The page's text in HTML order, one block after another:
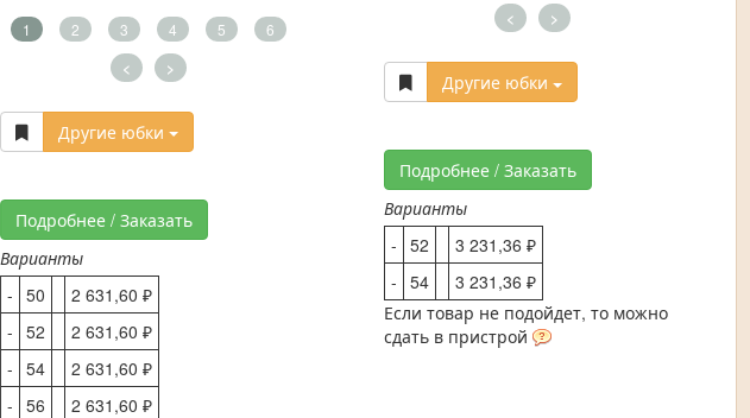
1 2 3 4 5 6
< >
Другие юбки
Подробнее / Заказать
Варианты
- 50
2 631,60 ₽
- 52
2 631,60 ₽
- 54
2 631,60 ₽
- 56
2 631,60 ₽
< >
Другие юбки
Подробнее / Заказать
Варианты
- 52
3 231,36 ₽
- 54
3 231,36 ₽
Если товар не подойдет, то можно
сдать в пристрой